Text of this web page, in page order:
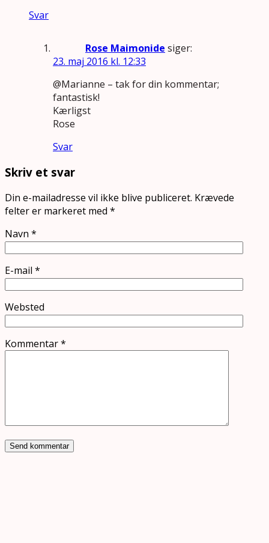
Svar
Rose Maimonide siger:
23. maj 2016 kl. 12:33
@Marianne – tak for din kommentar;
fantastisk!
Kærligst
Rose
Svar
Skriv et svar
Din e-mailadresse vil ikke blive publiceret. Krævede
felter er markeret med *
Navn *
E-mail *
Websted
Kommentar*